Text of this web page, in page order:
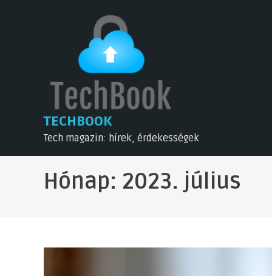
TECHBOOK
Tech magazin: hírek, érdekességek
Hónap: 2023. július